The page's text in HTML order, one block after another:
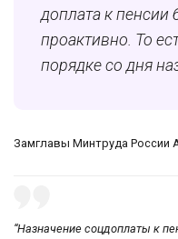
доплата к пенсии
проактивно. То
порядке со дня
Замглавы Минтруда России
“Назначение соцдоплаты к